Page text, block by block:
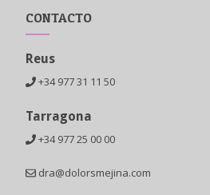
CONTACTO
Reus
+34 977 31 11 50
Tarragona
+34 977 25 00 00
dra@dolorsmejina.com